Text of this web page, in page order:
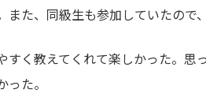
た、同級生も参加していたので
く教えてくれて楽しかった。思
た。